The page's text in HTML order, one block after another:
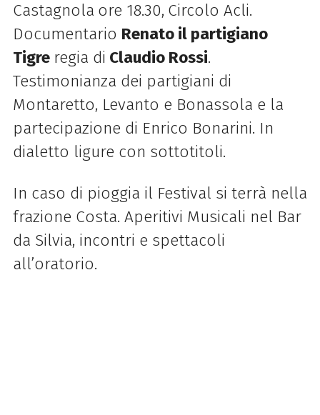
Castagnola ore 18.30, Circolo Acli.
Documentario Renato il partigiano
Tigre regia di Claudio Rossi.
Testimonianza dei partigiani di
Montaretto, Levanto e Bonassola e la
partecipazione di Enrico Bonarini. In
dialetto ligure con sottotitoli.
In caso di pioggia il Festival si terrà nella
frazione Costa. Aperitivi Musicali nel Bar
da Silvia, incontri e spettacoli
all’oratorio.